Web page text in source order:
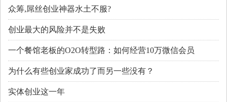
众筹,屌丝创业神器水土不服?
创业最大的风险并不是失败
一个餐馆老板的O2O转型路：如何经营10万微信会员
为什么有些创业家成功了而另一些没有？
实体创业这一年